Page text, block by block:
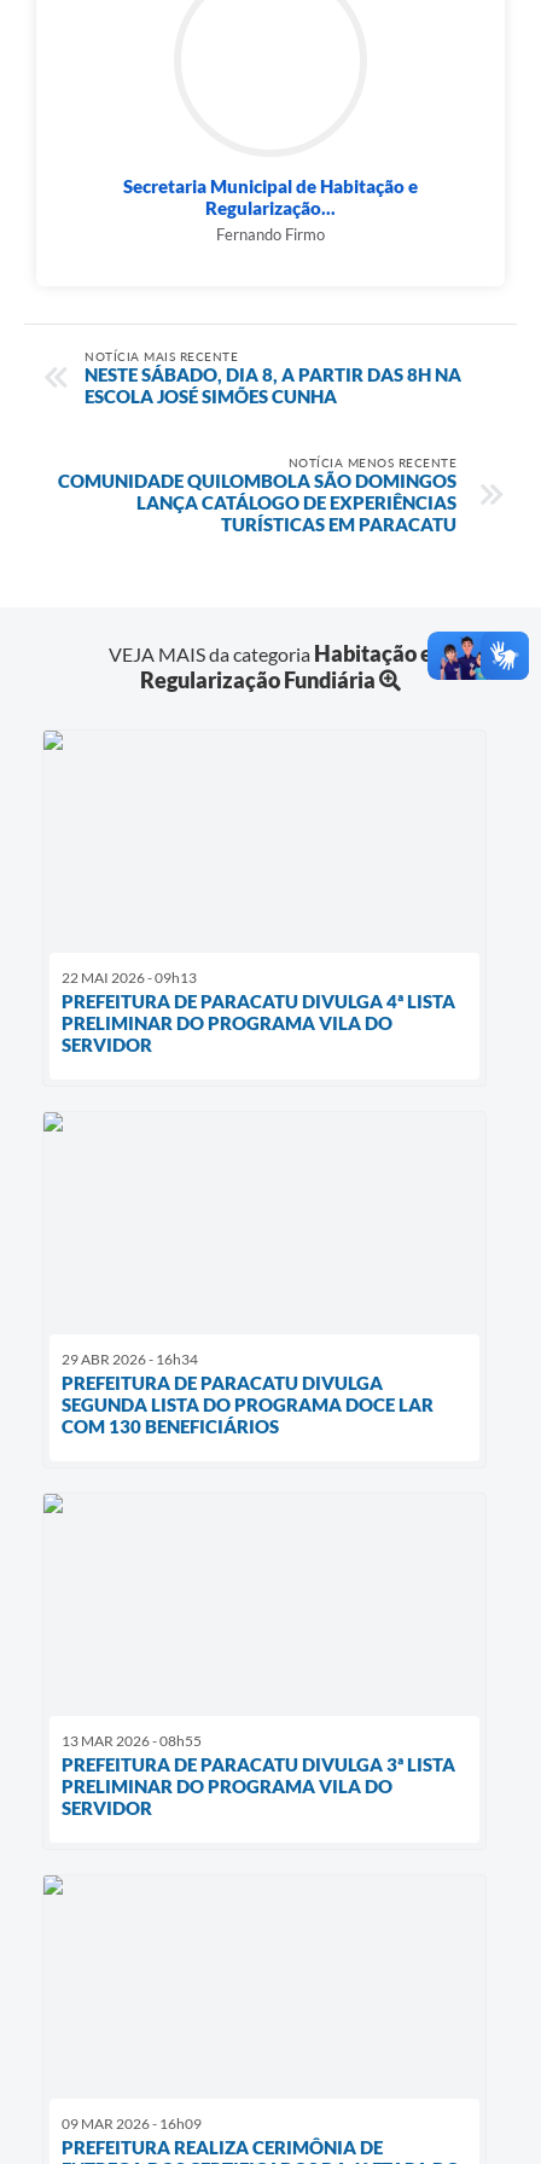
Secretaria Municipal de Habitação e
Regularização...
Fernando Firmo
NOTÍCIA MAIS RECENTE
NESTE SÁBADO, DIA 8, A PARTIR DAS 8H NA
ESCOLA JOSÉ SIMÕES CUNHA
NOTÍCIA MENOS RECENTE
COMUNIDADE QUILOMBOLA SÃO DOMINGOS
LANÇA CATÁLOGO DE EXPERIÊNCIAS
TURÍSTICAS EM PARACATU
VEJA MAIS da categoria Habitação e
Regularização Fundiária
22 MAI 2026 - 09h13
PREFEITURA DE PARACATU DIVULGA 4ª LISTA
PRELIMINAR DO PROGRAMA VILA DO
SERVIDOR
29 ABR 2026 - 16h34
PREFEITURA DE PARACATU DIVULGA
SEGUNDA LISTA DO PROGRAMA DOCE LAR
COM 130 BENEFICIÁRIOS
13 MAR 2026 - 08h55
PREFEITURA DE PARACATU DIVULGA 3ª LISTA
PRELIMINAR DO PROGRAMA VILA DO
SERVIDOR
09 MAR 2026 - 16h09
PREFEITURA REALIZA CERIMÔNIA DE